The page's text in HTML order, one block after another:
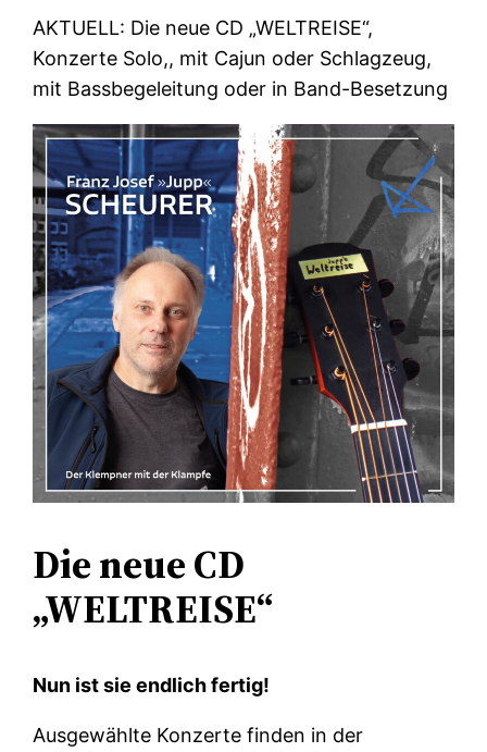
AKTUELL: Die neue CD „WELTREISE“,
Konzerte Solo,, mit Cajun oder Schlagzeug,
mit Bassbegeleitung oder in Band-Besetzung
Die neue CD
„WELTREISE“
Nun ist sie endlich fertig!
Ausgewählte Konzerte finden in der